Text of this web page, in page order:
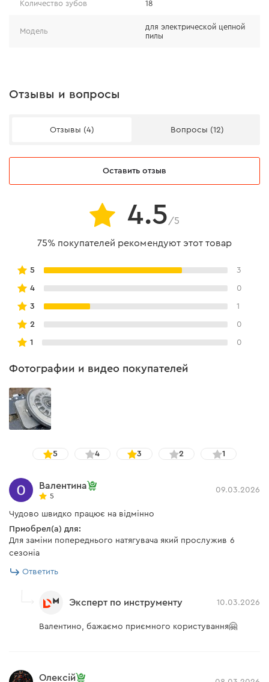
Используйте только оригинальные натяжители цепи
Dnipro-M, чтобы обеспечить безопасную и
длительную работу электропилы.
Количество зубов 18
Модель
для электрической цепной
пилы
Отзывы и вопросы
Отзывы (4) Вопросы (12)
Оставить отзыв
4.5 /5
75% покупателей рекомендуют этот товар
5 3
4 0
3 1
2 0
1 0
Фотографии и видео покупателей
5 4 3 2 1
Валентина
5
09.03.2026
Чудово швидко працює на відмінно
Приобрел(а) для:
Для заміни попереднього натягувача який прослужив 6
сезоніа
Ответить
Эксперт по инструменту 10.03.2026
Валентино, бажаємо приємного користування🤗
Олексій